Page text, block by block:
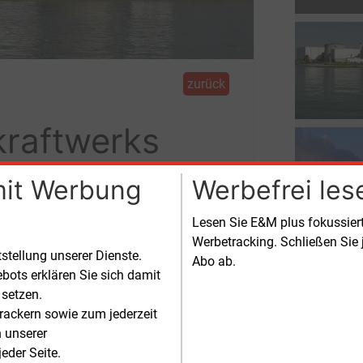
Werbung
unserer Dienste.
erklären Sie sich damit
sowie zum jederzeit
unserer
Seite.
Werbefrei
Lesen Sie E&M plus
Werbetracking. Schließen
Abo ab.
zurück
Fessenheim nahe Deutschland sind
der zweite folgt im Juni.